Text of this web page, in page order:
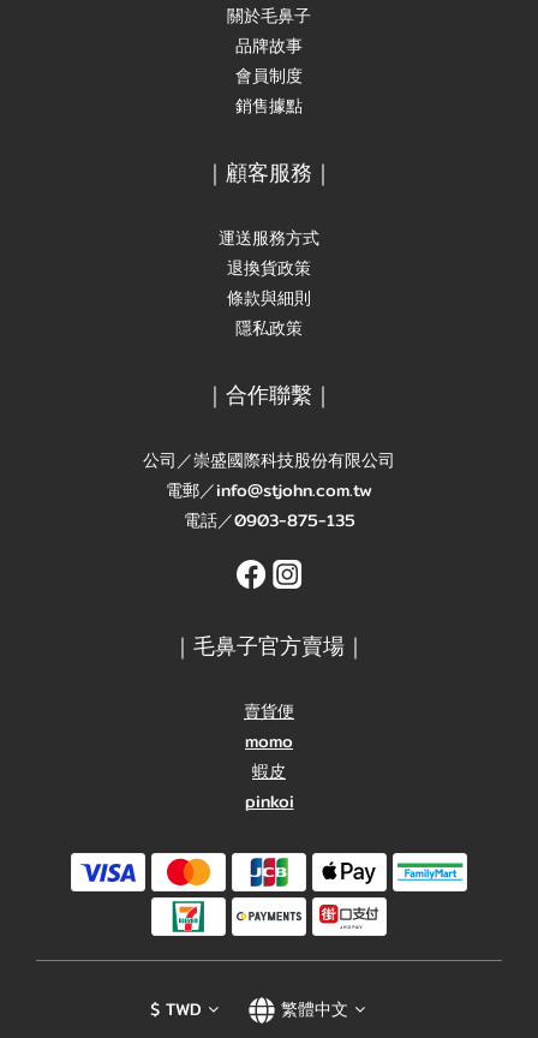
關於毛鼻子
品牌故事
會員制度
銷售據點
｜顧客服務｜
運送服務方式
退換貨政策
條款與細則
隱私政策
｜合作聯繫｜
公司／崇盛國際科技股份有限公司
電郵／info@stjohn.com.tw
電話／0903-875-135
｜毛鼻子官方賣場｜
賣貨便
momo
蝦皮
pinkoi
$ TWD 繁體中文